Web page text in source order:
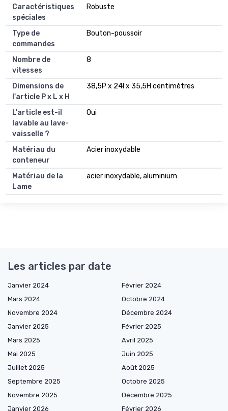
Caractéristiques
spéciales
Robuste
Type de
commandes
Bouton-poussoir
Nombre de
vitesses
8
Dimensions de
l'article P x L x H
38,5P x 24l x 35,5H centimètres
L'article est-il
lavable au lave-
vaisselle ?
Oui
Matériau du
conteneur
Acier inoxydable
Matériau de la
Lame
acier inoxydable, aluminium
Les articles par date
Janvier 2024
Février 2024
Mars 2024
Octobre 2024
Novembre 2024
Décembre 2024
Janvier 2025
Février 2025
Mars 2025
Avril 2025
Mai 2025
Juin 2025
Juillet 2025
Août 2025
Septembre 2025
Octobre 2025
Novembre 2025
Décembre 2025
Janvier 2026
Février 2026